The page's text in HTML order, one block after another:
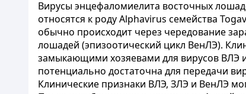
Вирусы энцефаломиелита восточных
относятся к роду Alphavirus семейства
обычно происходит через чередование
лошадей (эпизоотический цикл ВенЛЭ).
замыкающими хозяевами для вирусов ВЛЭ
потенциально достаточна для передачи
Клинические признаки ВЛЭ, ЗЛЭ и ВенЛЭ